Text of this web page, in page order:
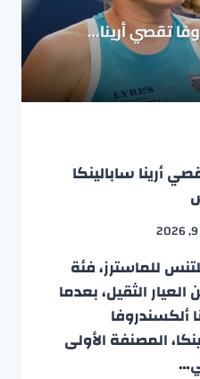
أرينا سابالينكا
للماسترز، فئة
العيار الثقيل، بعدما
ألكسندروفا
المصنفة الأولى